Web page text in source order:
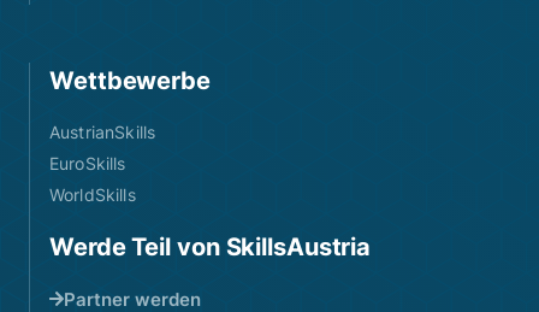
Wettbewerbe
AustrianSkills
EuroSkills
WorldSkills
Werde Teil von SkillsAustria
Partner werden